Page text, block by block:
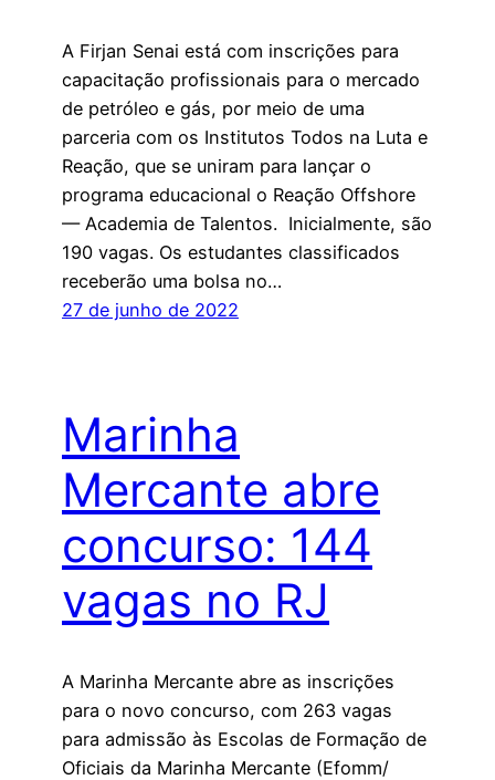
A Firjan Senai está com inscrições para
capacitação profissionais para o mercado
de petróleo e gás, por meio de uma
parceria com os Institutos Todos na Luta e
Reação, que se uniram para lançar o
programa educacional o Reação Offshore
— Academia de Talentos. Inicialmente, são
190 vagas. Os estudantes classificados
receberão uma bolsa no…
27 de junho de 2022
Marinha
Mercante abre
concurso: 144
vagas no RJ
A Marinha Mercante abre as inscrições
para o novo concurso, com 263 vagas
para admissão às Escolas de Formação de
Oficiais da Marinha Mercante (Efomm/